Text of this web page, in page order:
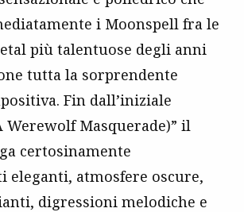
i Moonspell fra le
più talentuose degli anni
tutta la sorprendente
Fin dall’iniziale
Werewolf Masquerade)” il
certosinamente
eleganti, atmosfere oscure,
digressioni melodiche e